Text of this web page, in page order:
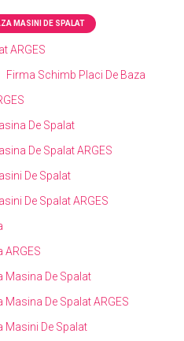
MASINI DE SPALAT
ARGES
Firma Schimb Placi De Baza
De Spalat
De Spalat ARGES
De Spalat
De Spalat ARGES
Masina De Spalat
De Spalat ARGES
Masini De Spalat